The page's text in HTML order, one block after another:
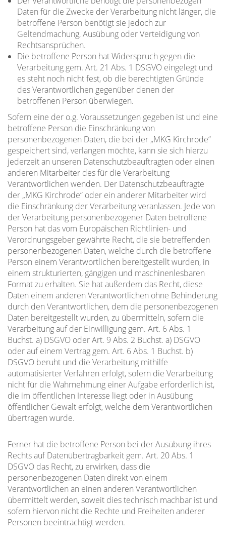
Daten für die Zwecke der Verarbeitung nicht länger, die
betroffene Person benötigt sie jedoch zur
Geltendmachung, Ausübung oder Verteidigung von
Rechtsansprüchen.
Die betroffene Person hat Widerspruch gegen die
Verarbeitung gem. Art. 21 Abs. 1 DSGVO eingelegt und
es steht noch nicht fest, ob die berechtigten Gründe
des Verantwortlichen gegenüber denen der
betroffenen Person überwiegen.
Sofern eine der o.g. Voraussetzungen gegeben ist und eine
betroffene Person die Einschränkung von
personenbezogenen Daten, die bei der „MKG Kirchrode“
gespeichert sind, verlangen möchte, kann sie sich hierzu
jederzeit an unseren Datenschutzbeauftragten oder einen
anderen Mitarbeiter des für die Verarbeitung
Verantwortlichen wenden. Der Datenschutzbeauftragte
der „MKG Kirchrode“ oder ein anderer Mitarbeiter wird
die Einschränkung der Verarbeitung veranlassen. Jede von
der Verarbeitung personenbezogener Daten betroffene
Person hat das vom Europäischen Richtlinien- und
Verordnungsgeber gewährte Recht, die sie betreffenden
personenbezogenen Daten, welche durch die betroffene
Person einem Verantwortlichen bereitgestellt wurden, in
einem strukturierten, gängigen und maschinenlesbaren
Format zu erhalten. Sie hat außerdem das Recht, diese
Daten einem anderen Verantwortlichen ohne Behinderung
durch den Verantwortlichen, dem die personenbezogenen
Daten bereitgestellt wurden, zu übermitteln, sofern die
Verarbeitung auf der Einwilligung gem. Art. 6 Abs. 1
Buchst. a) DSGVO oder Art. 9 Abs. 2 Buchst. a) DSGVO
oder auf einem Vertrag gem. Art. 6 Abs. 1 Buchst. b)
DSGVO beruht und die Verarbeitung mithilfe
automatisierter Verfahren erfolgt, sofern die Verarbeitung
nicht für die Wahrnehmung einer Aufgabe erforderlich ist,
die im öffentlichen Interesse liegt oder in Ausübung
öffentlicher Gewalt erfolgt, welche dem Verantwortlichen
übertragen wurde.
Ferner hat die betroffene Person bei der Ausübung ihres
Rechts auf Datenübertragbarkeit gem. Art. 20 Abs. 1
DSGVO das Recht, zu erwirken, dass die
personenbezogenen Daten direkt von einem
Verantwortlichen an einen anderen Verantwortlichen
übermittelt werden, soweit dies technisch machbar ist und
sofern hiervon nicht die Rechte und Freiheiten anderer
Personen beeinträchtigt werden.